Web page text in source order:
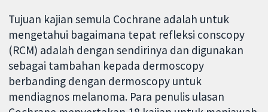
Tujuan kajian semula Cochrane adalah untuk
mengetahui bagaimana tepat refleksi conscopy
(RCM) adalah dengan sendirinya dan digunakan
sebagai tambahan kepada dermoscopy
berbanding dengan dermoscopy untuk
mendiagnos melanoma. Para penulis ulasan